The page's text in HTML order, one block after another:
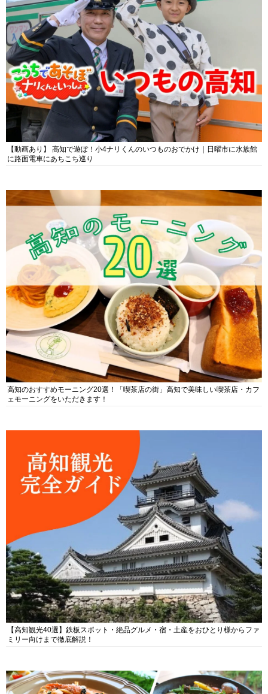
【動画あり】 高知で遊ぼ！小4ナリくんのいつものおでかけ｜日曜市に水族館
に路面電車にあちこち巡り
高知のおすすめモーニング20選！「喫茶店の街」高知で美味しい喫茶店・カフ
ェモーニングをいただきます！
【高知観光40選】鉄板スポット・絶品グルメ・宿・土産をおひとり様からファ
ミリー向けまで徹底解説！